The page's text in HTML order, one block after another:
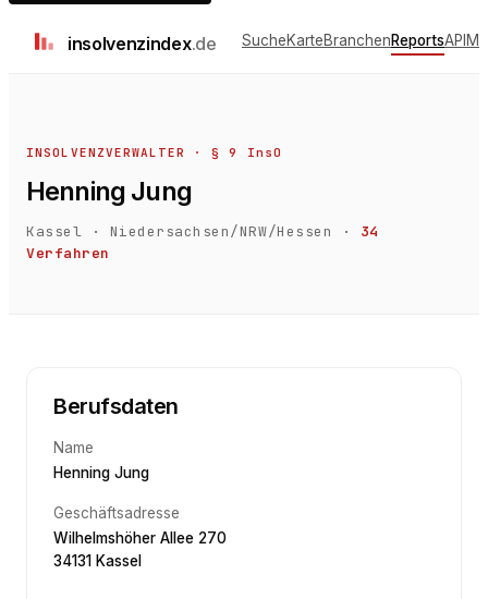
insolvenzindex.de SucheKarteBranchenReportsAPI
INSOLVENZVERWALTER · § 9 InsO
Henning Jung
Kassel · Niedersachsen/NRW/Hessen ·
34
Verfahren
Berufsdaten
Name
Henning Jung
Geschäftsadresse
Wilhelmshöher Allee 270
34131 Kassel